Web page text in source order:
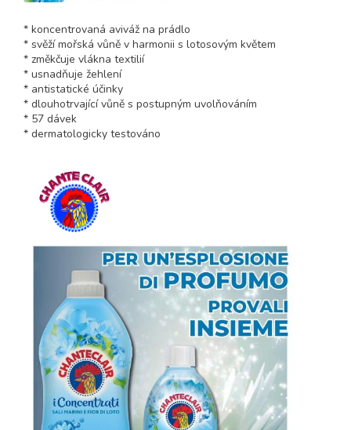
* koncentrovaná aviváž na prádlo
* svěží mořská vůně v harmonii s lotosovým květem
* změkčuje vlákna textilií
* usnadňuje žehlení
* antistatické účinky
* dlouhotrvající vůně s postupným uvolňováním
* 57 dávek
* dermatologicky testováno